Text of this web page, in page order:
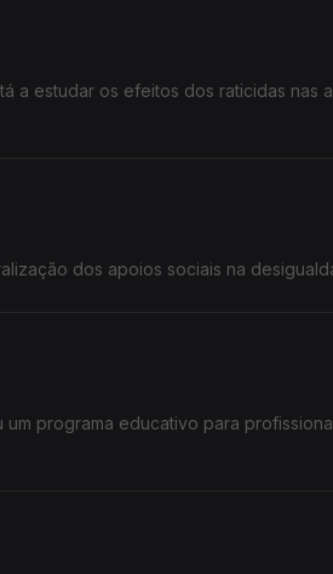
a estudar os efeitos dos raticidas nas
dos apoios sociais na
programa educativo para